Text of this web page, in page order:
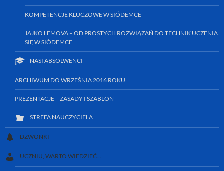
KOMPETENCJE KLUCZOWE W SIÓDEMCE
JAJKO LEMOVA – OD PROSTYCH ROZWIĄZAŃ DO TECHNIK UCZENIA
SIĘ W SIÓDEMCE
NASI ABSOLWENCI
ARCHIWUM DO WRZEŚNIA 2016 ROKU
PREZENTACJE – ZASADY I SZABLON
STREFA NAUCZYCIELA
DZWONKI
UCZNIU, WARTO WIEDZIEĆ…